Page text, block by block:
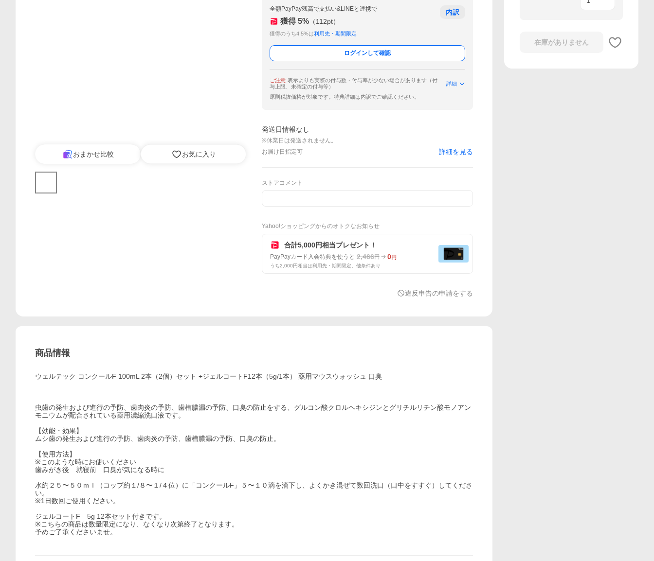
おまかせ比較 お気に入り
全額PayPay残高で支払い&LINEと連携で
獲得 5% （112pt）
獲得のうち4.5%は利用先・期間限定
内訳
ログインして確認
ご注意 表示よりも実際の付与数・付与率が少ない場合があります（付
与上限、未確定の付与等）
詳細
原則税抜価格が対象です。特典詳細は内訳でご確認ください。
発送日情報なし
※休業日は発送されません。
お届け日指定可
詳細を見る
ストアコメント
Yahoo!ショッピングからのオトクなお知らせ
合計5,000円相当プレゼント！
PayPayカード入会特典を使うと 2,466円 0円
うち2,000円相当は利用先・期間限定。他条件あり
違反申告の申請をする
商品情報
ウェルテック コンクールF 100mL 2本（2個）セット +ジェルコートF12本（5g/1本） 薬用マウスウォッシュ 口臭
虫歯の発生および進行の予防、歯肉炎の予防、歯槽膿漏の予防、口臭の防止をする、グルコン酸クロルヘキシジンとグリチルリチン酸モノアン
モニウムが配合されている薬用濃縮洗口液です。
【効能・効果】
ムシ歯の発生および進行の予防、歯肉炎の予防、歯槽膿漏の予防、口臭の防止。
【使用方法】
※このような時にお使いください
歯みがき後 就寝前 口臭が気になる時に
水約２５〜５０ｍｌ（コップ約１/８〜１/４位）に「コンクールF」５〜１０滴を滴下し、よくかき混ぜて数回洗口（口中をすすぐ）してくださ
い。
※1日数回ご使用ください。
ジェルコートF 5g 12本セット付きです。
※こちらの商品は数量限定になり、なくなり次第終了となります。
予めご了承くださいませ。
在庫がありません